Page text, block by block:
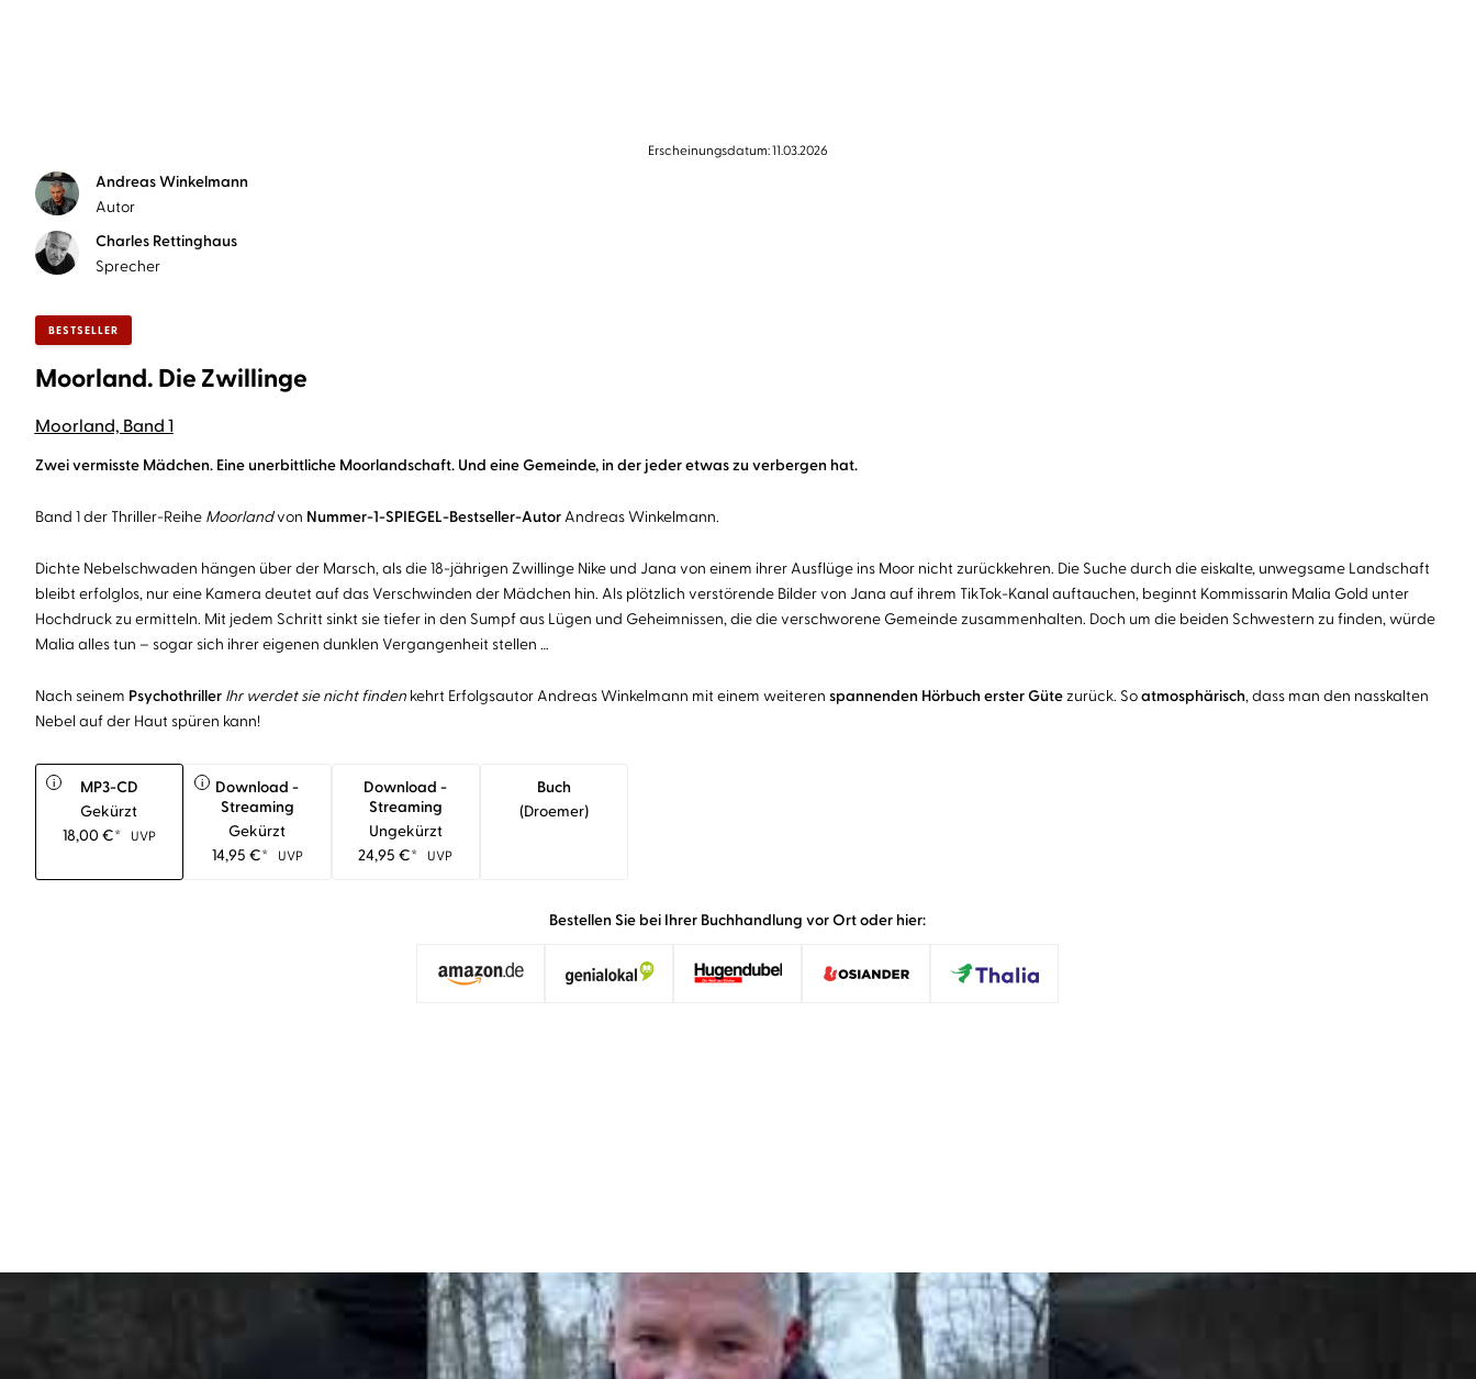
Erscheinungsdatum: 11.03.2026
Andreas Winkelmann
Autor
Charles Rettinghaus
Sprecher
BESTSELLER
Moorland. Die Zwillinge
Moorland, Band 1
Zwei vermisste Mädchen. Eine unerbittliche Moorlandschaft. Und eine Gemeinde, in der jeder etwas zu verbergen hat.
Band 1 der Thriller-Reihe Moorlandvon Nummer-1-SPIEGEL-Bestseller-AutorAndreas Winkelmann.
Dichte Nebelschwaden hängen über der Marsch, als die 18-jährigen Zwillinge Nike und Jana von einem ihrer Ausflüge ins Moor nicht zurückkehren. Die Suche durch die eiskalte, unwegsame Landschaft
bleibt erfolglos, nur eine Kamera deutet auf das Verschwinden der Mädchen hin. Als plötzlich verstörende Bilder von Jana auf ihrem TikTok-Kanal auftauchen, beginnt Kommissarin Malia Gold unter
Hochdruck zu ermitteln. Mit jedem Schritt sinkt sie tiefer in den Sumpf aus Lügen und Geheimnissen, die die verschworene Gemeinde zusammenhalten. Doch um die beiden Schwestern zu finden, würde
Malia alles tun – sogar sich ihrer eigenen dunklen Vergangenheit stellen …
Nach seinem Psychothriller Ihr werdet sie nicht findenkehrt Erfolgsautor Andreas Winkelmann mit einem weiteren spannenden Hörbuch erster Gütezurück. Soatmosphärisch, dass man den nasskalten
Nebel auf der Haut spüren kann!
i
MP3-CD
Gekürzt
18,00 €* UVP
i
Download -
Streaming
Gekürzt
14,95 €* UVP
Download -
Streaming
Ungekürzt
24,95€* UVP
Buch
(droemer)
Bestellen Sie bei Ihrer Buchhandlung vor Ort oder hier: